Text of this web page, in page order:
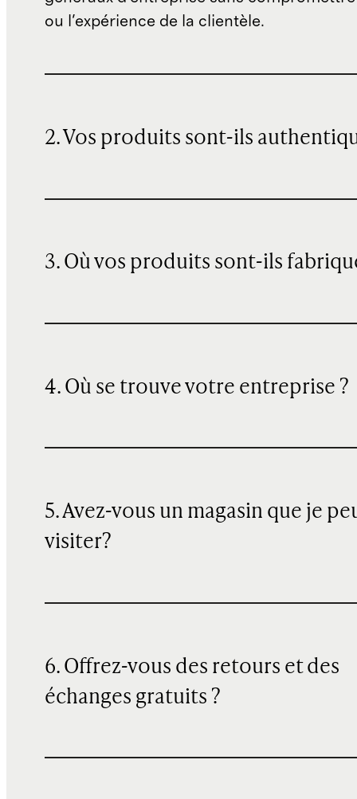
ou l'expérience de la clientèle.
2. Vos produits sont-ils
3. Où vos produits sont-ils
4. Où se trouve votre entreprise ?
5. Avez-vous un magasin que je
visiter?
6. Offrez-vous des retours et des
échanges gratuits ?